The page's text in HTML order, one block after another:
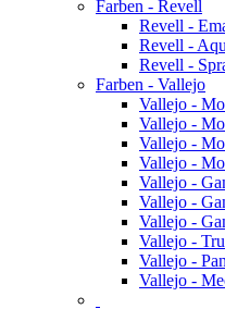
Farben - Revell
Revell -
Revell -
Revell -
Farben - Vallejo
Vallejo -
Vallejo -
Vallejo -
Vallejo -
Vallejo -
Vallejo -
Vallejo -
Vallejo -
Vallejo -
Vallejo -